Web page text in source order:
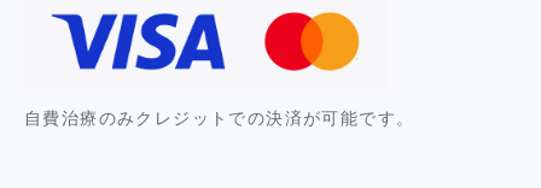
自費治療のみクレジットでの決済が可能です。